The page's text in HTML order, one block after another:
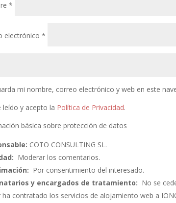
*
electrónico*
mi nombre, correo electrónico y web en este
leído y acepto la Política de Privacidad.
básica sobre protección de datos
COTO CONSULTING SL.
Moderar los comentarios.
Por consentimiento del interesado.
y encargados de tratamiento: No se
ha contratado los servicios de alojamiento web a